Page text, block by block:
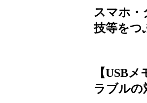
スマホ・
技等をつ
【USBメ
ラブルの